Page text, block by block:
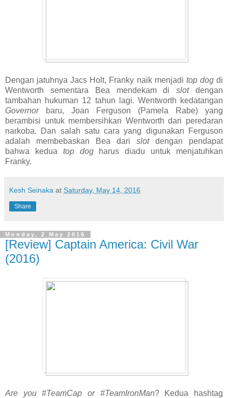
Dengan jatuhnya Jacs Holt, Franky naik menjadi top dogdi
Wentworth sementara Bea mendekam dislotdengan
tambahan hukuman 12 tahun lagi. Wentworth kedatangan
Governorbaru, Joan Ferguson (Pamela Rabe) yang
berambisi untuk membersihkan Wentworth dari peredaran
narkoba. Dan salah satu cara yang digunakan Ferguson
adalah membebaskan Bea dari slotdengan pendapat
bahwa kedua top dogharus diadu untuk menjatuhkan
Franky.
Kesh Seinaka at Saturday, May 14, 2016
Share
Monday, 2 May 2016
[Review] Captain America: Civil War
(2016)
Are you #TeamCap or #TeamIronMan? Kedua hashtag